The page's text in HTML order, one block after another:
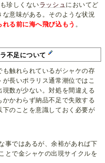
珍しくないラッシュ においてど
意味がある。そのような状況
れる前に海へ飛び込もう 。
不足について
触れられているがシャケの存
長いポラリス通常潮位ではこ
数が少ない。対処を間違える
かわらず納品不足で失敗する
のことを意識しておく必要が
事ではあるが、余裕があれば下
とで金シャケの出現サイクルを